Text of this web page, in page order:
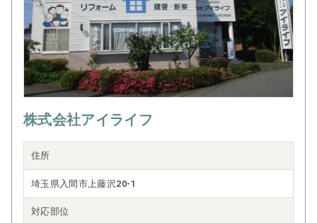
株式会社アイライフ
住所
埼玉県入間市上藤沢20-1
対応部位